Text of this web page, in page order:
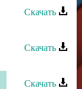
Скачать
Скачать
Скачать